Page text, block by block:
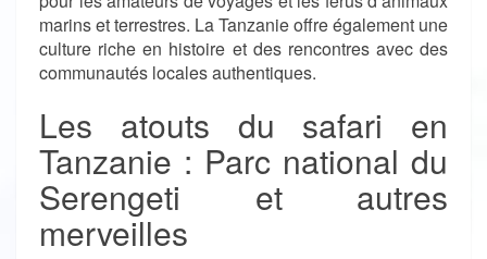
marins et terrestres. La Tanzanie offre également une
culture riche en histoire et des rencontres avec des
communautés locales authentiques.
Les atouts du safari en
Tanzanie : Parc national du
Serengeti et autres
merveilles